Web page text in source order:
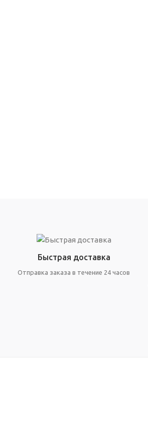
Быстрая доставка
Отправка заказа в течение 24 часов